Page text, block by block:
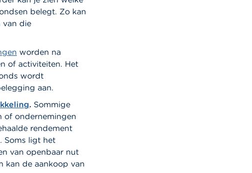
belegt. Zo kan
van die
worden na
of activiteiten. Het
wordt
aan.
. Sommige
of ondernemingen
rendement
Soms ligt het
van openbaar nut
kan de aankoop van